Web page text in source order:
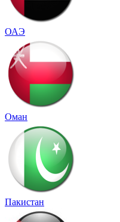
ОАЭ
Оман
Пакистан